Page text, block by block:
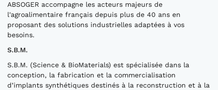
ABSOGER accompagne les acteurs majeurs de
l'agroalimentaire français depuis plus de 40 ans en
proposant des solutions industrielles adaptées à vos
besoins.
S.B.M.
S.B.M. (Science & BioMaterials) est spécialisée dans la
conception, la fabrication et la commercialisation
d’implants synthétiques destinés à la reconstruction et à la